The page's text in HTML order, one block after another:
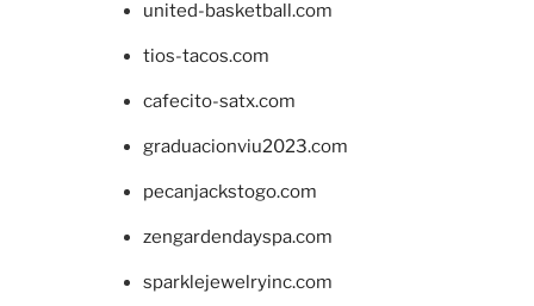
united-basketball.com
tios-tacos.com
cafecito-satx.com
graduacionviu2023.com
pecanjackstogo.com
zengardendayspa.com
sparklejewelryinc.com